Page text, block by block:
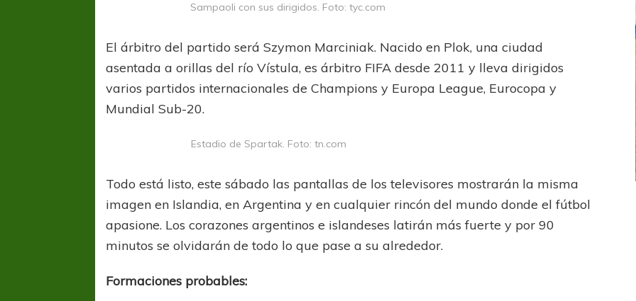
Sampaoli con sus dirigidos. Foto: tyc.com
El árbitro del partido será Szymon Marciniak. Nacido en Plok, una ciudad
asentada a orillas del río Vístula, es árbitro FIFA desde 2011 y lleva dirigidos
varios partidos internacionales de Champions y Europa League, Eurocopa y
Mundial Sub-20.
Estadio de Spartak. Foto: tn.com
Todo está listo, este sábado las pantallas de los televisores mostrarán la misma
imagen en Islandia, en Argentina y en cualquier rincón del mundo donde el fútbol
apasione. Los corazones argentinos e islandeses latirán más fuerte y por 90
minutos se olvidarán de todo lo que pase a su alrededor.
Formaciones probables:
FÚTBOL FEMENINO
REGIONAL AMATEUR
Ajustada caída de Verónica en Alejandro
FÚTBOL FEMENINO
REGIONAL AMATEUR
Verónica jugará ante Estrella del Sur en el
FÚTBOL FEMENINO
LIGA DE LA COSTA
Las campeonas festejaron ante su gente